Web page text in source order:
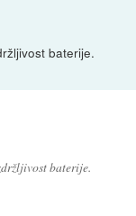
baterije.
baterije.